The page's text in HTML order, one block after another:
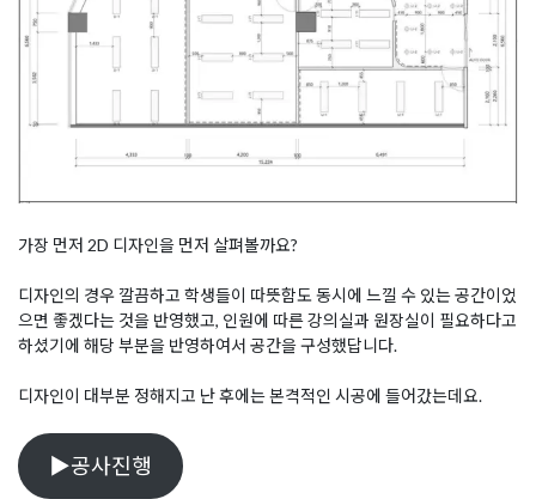
가장 먼저 2D 디자인을 먼저 살펴볼까요?
디자인의 경우 깔끔하고 학생들이 따뜻함도 동시에 느낄 수 있는 공간이었
으면 좋겠다는 것을 반영했고, 인원에 따른 강의실과 원장실이 필요하다고
하셨기에 해당 부분을 반영하여서 공간을 구성했답니다.
디자인이 대부분 정해지고 난 후에는 본격적인 시공에 들어갔는데요.
▶공사진행